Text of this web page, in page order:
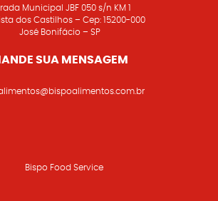
Municipal JBF 050 s/n KM 1
dos Castilhos – Cep: 15200-000
José Bonifácio – SP
SUA MENSAGEM